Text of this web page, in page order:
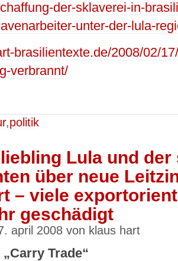
der-sklaverei-in-
unter-der-lula-
brasilientexte.de/2008/02/
verbrannt/
,politik
Lula und der
über neue
– viele
geschädigt
april 2008 von klaus hart
Trade“